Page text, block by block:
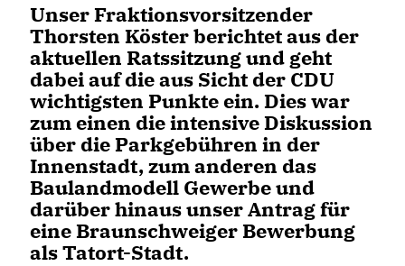
Unser Fraktionsvorsitzender
Thorsten Köster berichtet aus der
aktuellen Ratssitzung und geht
dabei auf die aus Sicht der CDU
wichtigsten Punkte ein. Dies war
zum einen die intensive Diskussion
über die Parkgebühren in der
Innenstadt, zum anderen das
Baulandmodell Gewerbe und
darüber hinaus unser Antrag für
eine Braunschweiger Bewerbung
als Tatort-Stadt.